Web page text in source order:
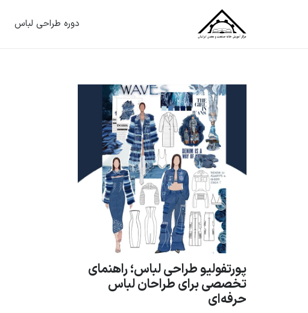
دوره طراحی لباس
پورتفولیو طراحی لباس؛ راهنمای
تخصصی برای طراحان لباس
حرفه‌ای